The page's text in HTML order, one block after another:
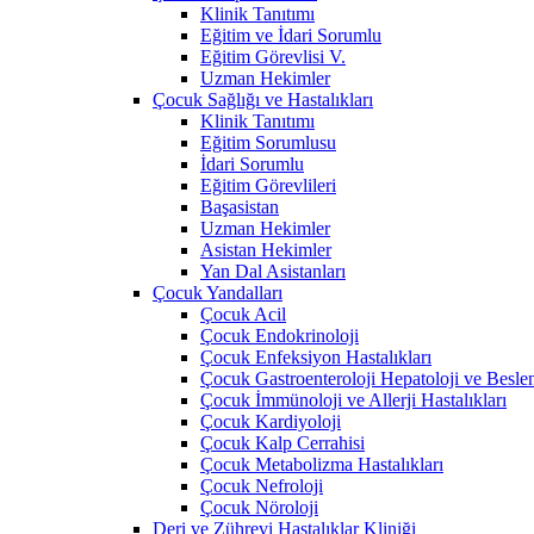
Klinik Tanıtımı
Eğitim ve İdari Sorumlu
Eğitim Görevlisi V.
Uzman Hekimler
Çocuk Sağlığı ve Hastalıkları
Klinik Tanıtımı
Eğitim Sorumlusu
İdari Sorumlu
Eğitim Görevlileri
Başasistan
Uzman Hekimler
Asistan Hekimler
Yan Dal Asistanları
Çocuk Yandalları
Çocuk Acil
Çocuk Endokrinoloji
Çocuk Enfeksiyon Hastalıkları
Çocuk Gastroenteroloji Hepatoloji ve
Çocuk İmmünoloji ve Allerji Hastalıkları
Çocuk Kardiyoloji
Çocuk Kalp Cerrahisi
Çocuk Metabolizma Hastalıkları
Çocuk Nefroloji
Çocuk Nöroloji
Deri ve Zührevi Hastalıklar Kliniği